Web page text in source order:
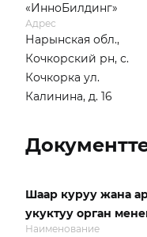
«ИнноБилдинг»
Адрес
Нарынская обл.,
Кочкорский рн, с.
Кочкорка ул.
Калинина, д. 16
Шаар куруу жана
укуктуу орган
Наименование